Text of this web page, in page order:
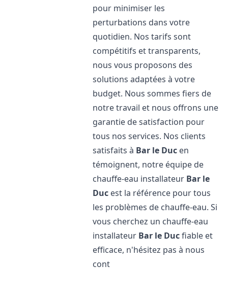
pour minimiser les
perturbations dans votre
quotidien. Nos tarifs sont
compétitifs et transparents,
nous vous proposons des
solutions adaptées à votre
budget. Nous sommes fiers de
notre travail et nous offrons une
garantie de satisfaction pour
tous nos services. Nos clients
satisfaits à Bar le Duc en
témoignent, notre équipe de
chauffe-eau installateur Bar le
Duc est la référence pour tous
les problèmes de chauffe-eau. Si
vous cherchez un chauffe-eau
installateur Bar le Ducfiable et
efficace, n'hésitez pas à nous
cont